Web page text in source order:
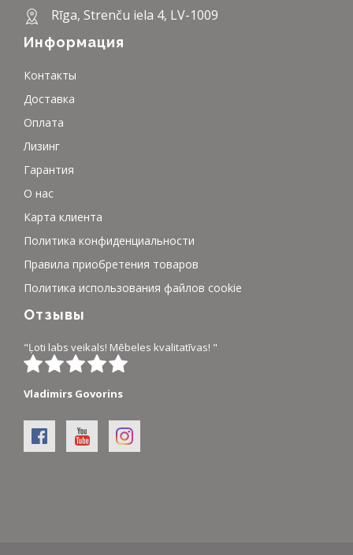
Rīga, Strenču iela 4, LV-1009
Информация
Контакты
Доставка
Оплата
Лизинг
Гарантия
О нас
Карта клиента
Политика конфиденциальности
Правила приобретения товаров
Политика использования файлов cookie
Отзывы
"Ļoti labs veikals! Mēbeles kvalitatīvas! "
Vladimirs Govorins